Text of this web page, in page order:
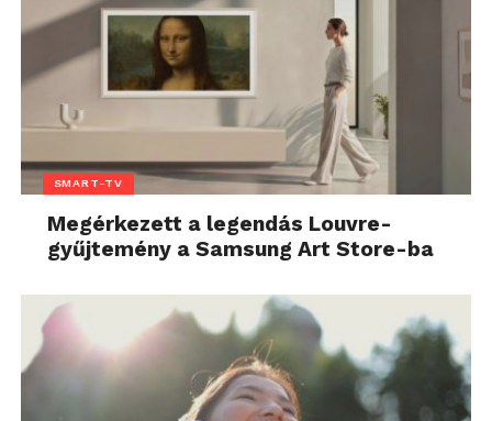
SMART-TV
Megérkezett a legendás Louvre-
gyűjtemény a Samsung Art Store-ba